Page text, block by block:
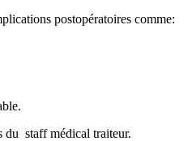
postopératoires comme:
du staff médical traiteur.